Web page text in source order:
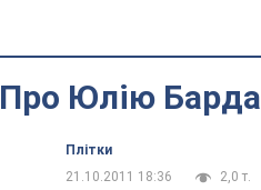
Про Юлію
Плітки
21.10.2011 18:36
2,0 т.